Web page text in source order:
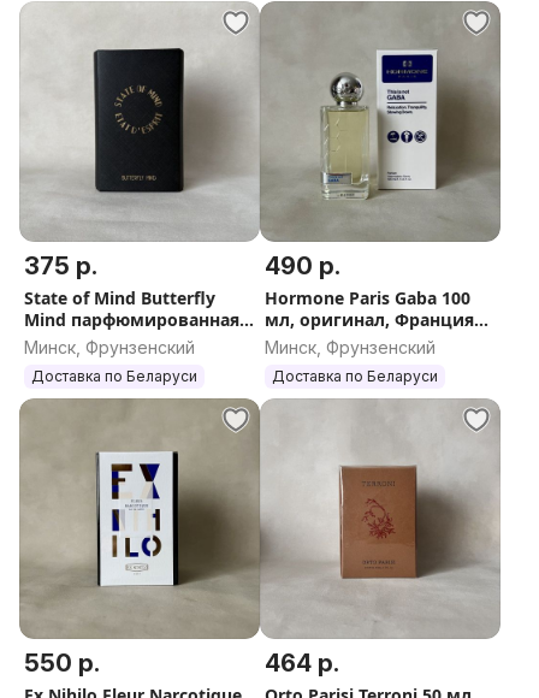
375 р.
State of Mind Butterfly
Mind парфюмированная
вода100 мл, оригинал,
Франция
Минск, Фрунзенский
Доставка по Беларуси
490 р.
Hormone Paris Gaba 100
мл, оригинал, Франция
(Хармон Пари Габа)
Минск, Фрунзенский
Доставка по Беларуси
550 р. 464 р.